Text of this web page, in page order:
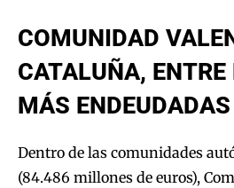
COMUNIDAD
CATALUÑA,
MÁS ENDEUDADAS
Dentro de las comunidades
(84.486 millones de euros),